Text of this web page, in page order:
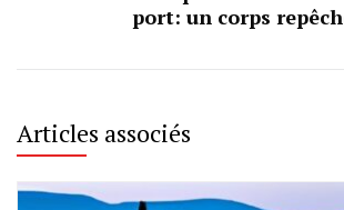
port: un corps
Articles associés